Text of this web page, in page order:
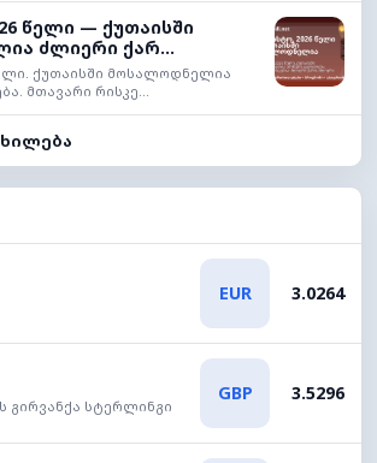
წელი — ქუთაისში
ძლიერი ქარ...
ქუთაისში მოსალოდნელია
მთავარი რისკე...
EUR 3.0264
გირვანქა სტერლინგი
GBP 3.5296